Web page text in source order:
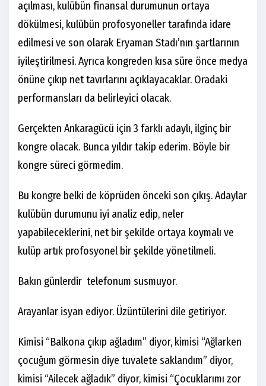
açılması, kulübün finansal durumunun ortaya
dökülmesi, kulübün profosyoneller tarafında idare
edilmesi ve son olarak Eryaman Stadı’nın şartlarının
iyileştirilmesi. Ayrıca kongreden kısa süre önce medya
önüne çıkıp net tavırlarını açıklayacaklar. Oradaki
performansları da belirleyici olacak.
Gerçekten Ankaragücü için 3 farklı adaylı, ilginç bir
kongre olacak. Bunca yıldır takip ederim. Böyle bir
kongre süreci görmedim.
Bu kongre belki de köprüden önceki son çıkış. Adaylar
kulübün durumunu iyi analiz edip, neler
yapabileceklerini, net bir şekilde ortaya koymalı ve
kulüp artık profosyonel bir şekilde yönetilmeli.
Bakın günlerdir telefonum susmuyor.
Arayanlar isyan ediyor. Üzüntülerini dile getiriyor.
Kimisi “Balkona çıkıp ağladım” diyor, kimisi “Ağlarken
çocuğum görmesin diye tuvalete saklandım” diyor,
kimisi “Ailecek ağladık” diyor, kimisi “Çocuklarımı zor